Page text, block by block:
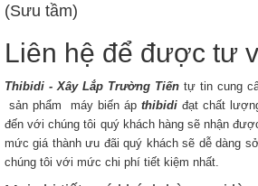
(Sưu tầm)
Liên hệ để được tư
Thibidi - Xây Lắp Trường Tiến tự tin cung
sản phẩm máy biến áp thibidi đạt chất
đến với chúng tôi quý khách hàng sẽ nhận
mức giá thành ưu đãi quý khách sẽ dễ dàng
chúng tôi với mức chi phí tiết kiệm nhất.